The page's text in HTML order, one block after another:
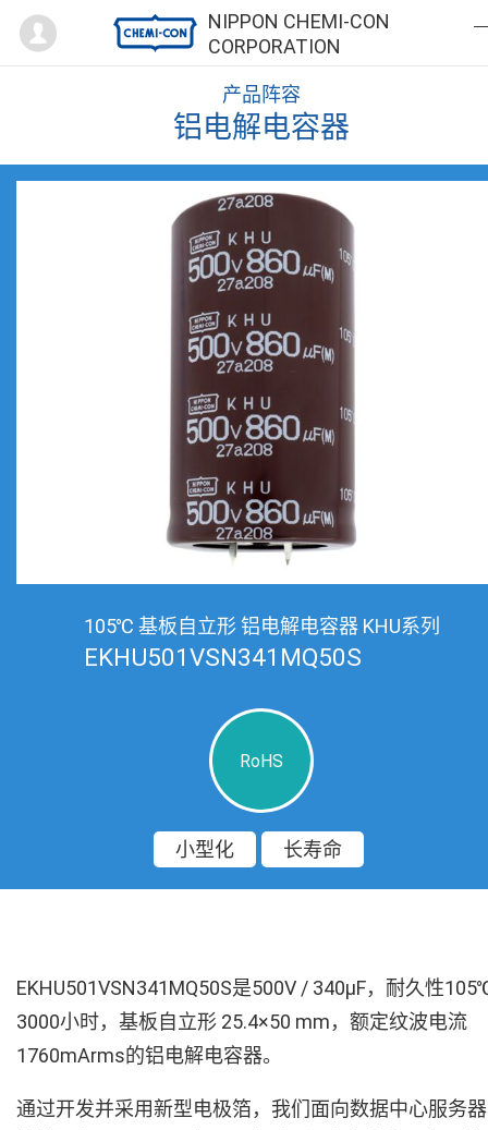
NIPPON CHEMI-CON
CORPORATION
Mypage
产品阵容
铝电解电容器
105℃ 基板自立形 铝电解电容器 KHU系列
EKHU501VSN341MQ50S
RoHS
小型化 长寿命
EKHU501VSN341MQ50S是500V / 340µF，耐久性
3000小时，基板自立形 25.4×50 mm，额定纹波电流
1760mArms的铝电解电容器。
通过开发并采用新型电极箔，我们面向数据中心服务